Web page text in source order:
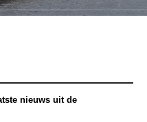
nieuws uit de